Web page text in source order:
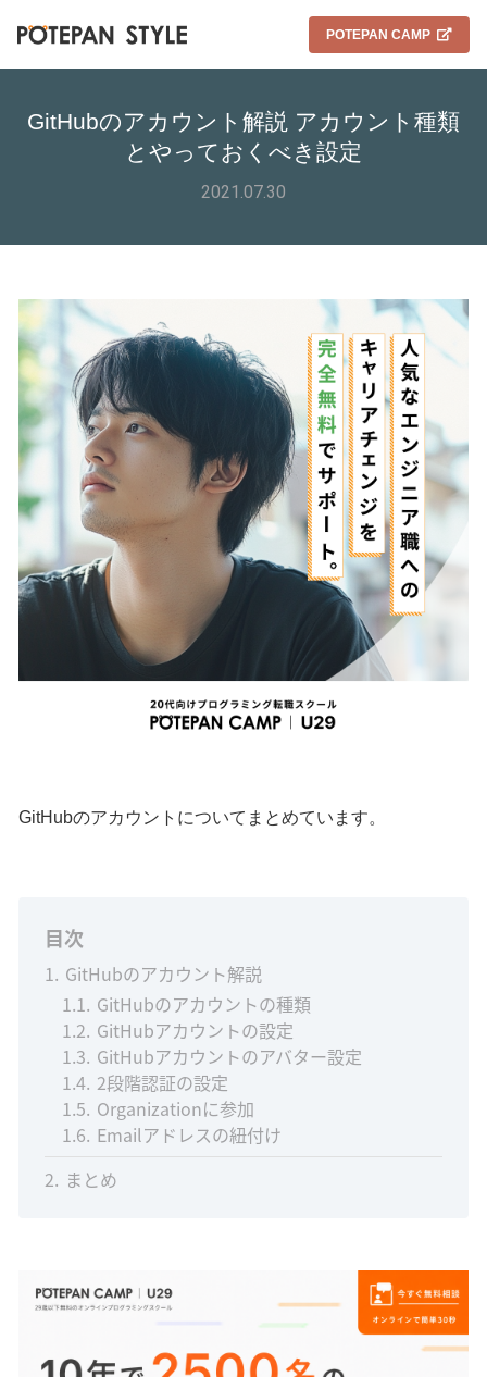
POTEPAN CAMP
GitHubのアカウント解説 アカウント種類
とやっておくべき設定
2021.07.30
GitHubのアカウントについてまとめています。
目次
1 GitHubのアカウント解説
1.1 GitHubのアカウントの種類
1.2 GitHubアカウントの設定
1.3 GitHubアカウントのアバター設定
1.4 2段階認証の設定
1.5 Organizationに参加
1.6 Emailアドレスの紐付け
2 まとめ